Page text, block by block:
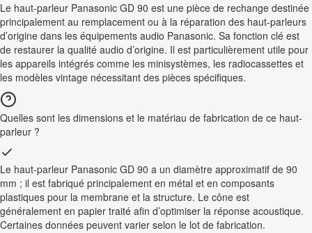
Le haut-parleur Panasonic GD 90 est une pièce de rechange destinée
principalement au remplacement ou à la réparation des haut-parleurs
d’origine dans les équipements audio Panasonic. Sa fonction clé est
de restaurer la qualité audio d’origine. Il est particulièrement utile pour
les appareils intégrés comme les minisystèmes, les radiocassettes et
les modèles vintage nécessitant des pièces spécifiques.
Quelles sont les dimensions et le matériau de fabrication de ce haut-
parleur ?
Le haut-parleur Panasonic GD 90 a un diamètre approximatif de 90
mm ; il est fabriqué principalement en métal et en composants
plastiques pour la membrane et la structure. Le cône est
généralement en papier traité afin d’optimiser la réponse acoustique.
Certaines données peuvent varier selon le lot de fabrication.